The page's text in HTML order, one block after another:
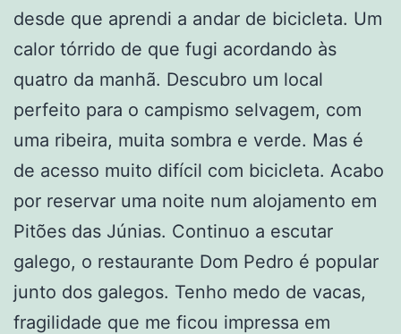
desde que aprendi a andar de bicicleta. Um
calor tórrido de que fugi acordando às
quatro da manhã. Descubro um local
perfeito para o campismo selvagem, com
uma ribeira, muita sombra e verde. Mas é
de acesso muito difícil com bicicleta. Acabo
por reservar uma noite num alojamento em
Pitões das Júnias. Continuo a escutar
galego, o restaurante Dom Pedro é popular
junto dos galegos. Tenho medo de vacas,
fragilidade que me ficou impressa em